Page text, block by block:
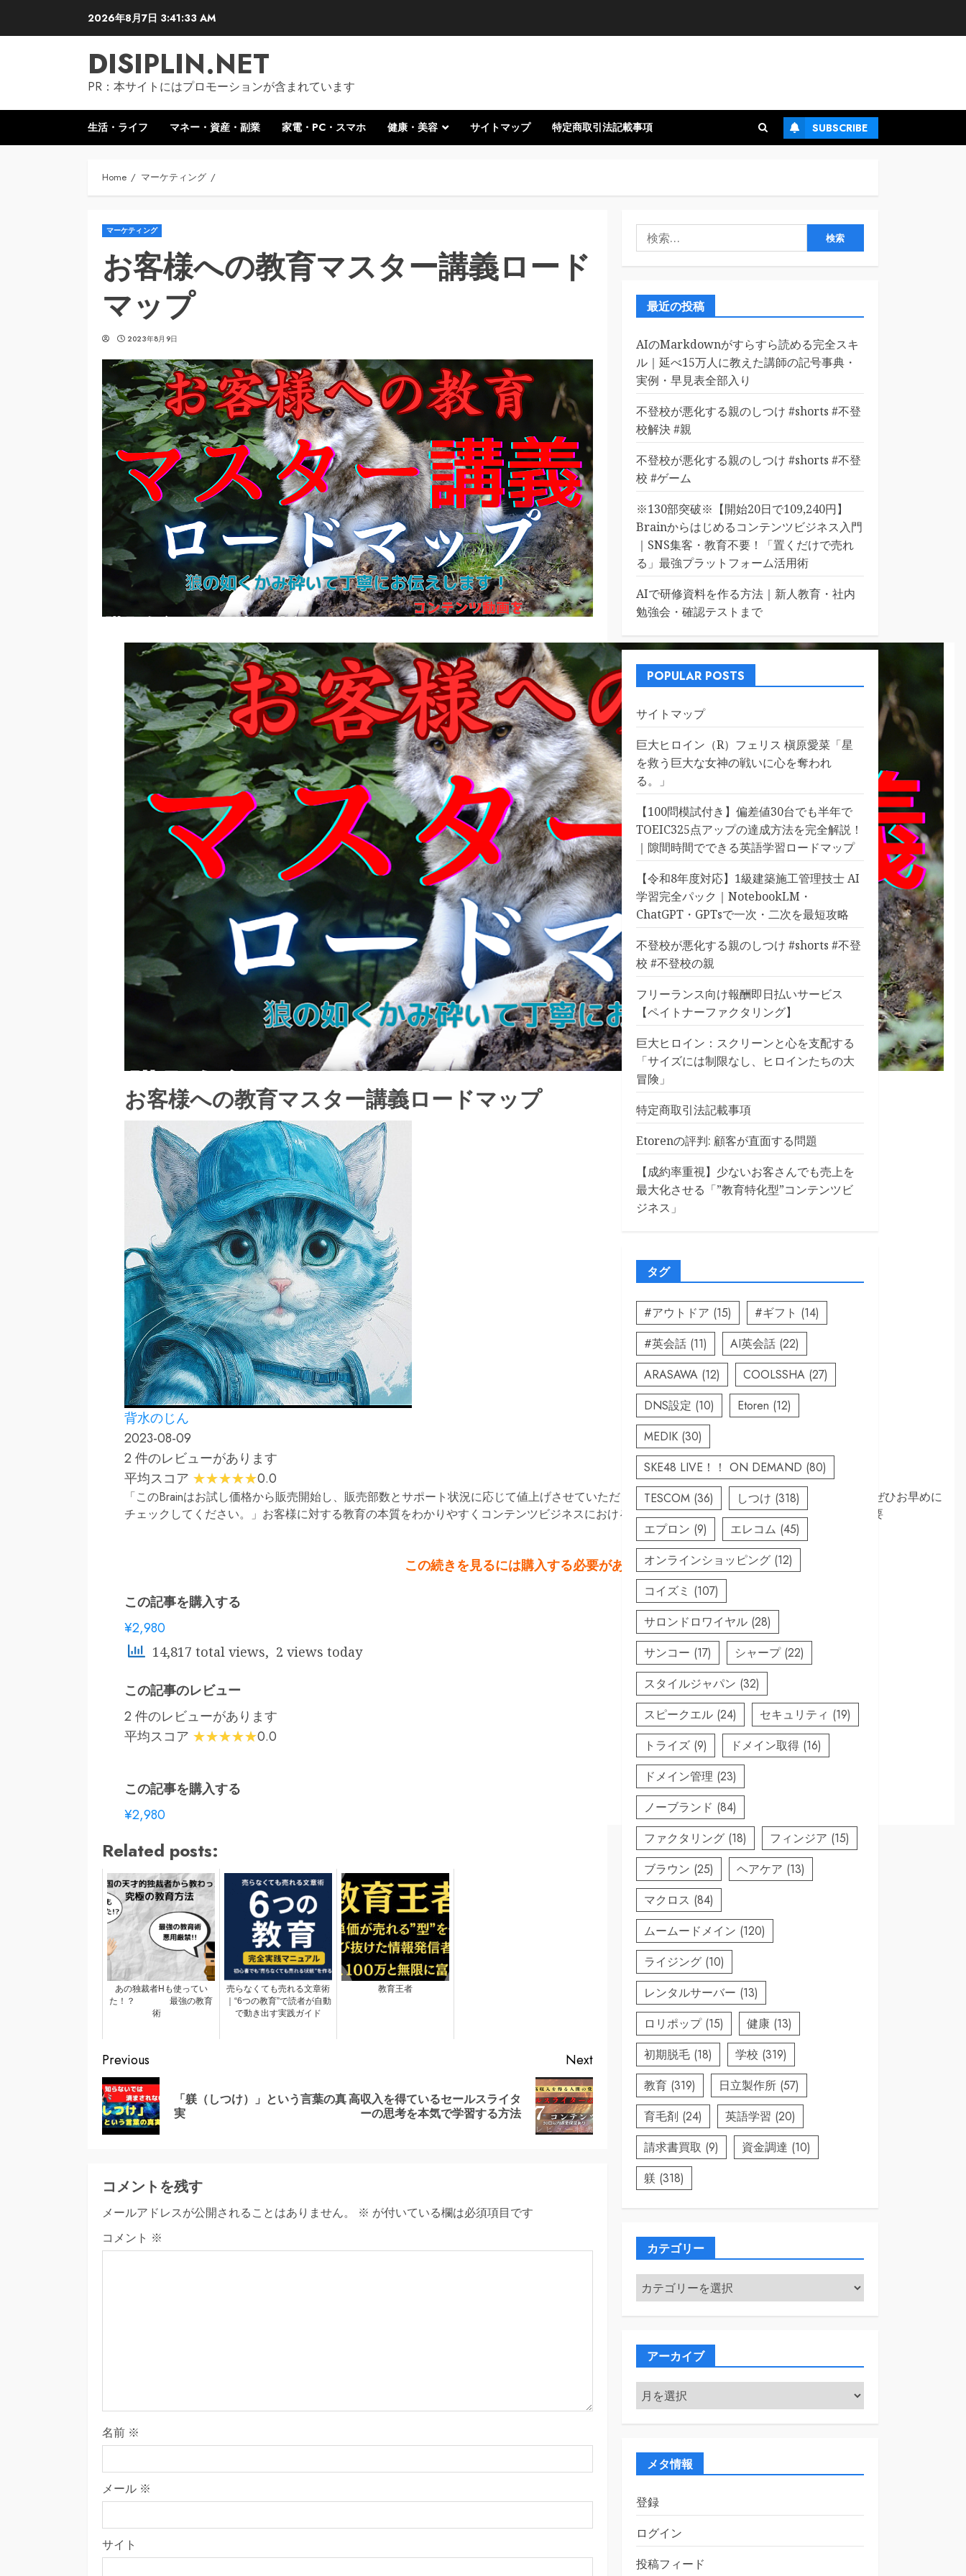
2026年8月7日 3:41:34 AM
DISIPLIN.NET
PR：本サイトにはプロモーションが含まれています
生活・ライフ マネー・資産・副業 家電・PC・スマホ 健康・美容 サイトマップ 特定商取引法記載事項 SUBSCRIBE
Home マーケティング
マーケティング
お客様への教育マスター講義ロード
マップ
2023年8月9日
お客様への教育マスター講義ロードマップ
背水のじん
2023-08-09
2 件のレビューがあります
平均スコア
0.0
「このBrainはお試し価格から販売開始し、販売部数とサポート状況に応じて値上げさせていただきます。なので、内容が少しでも気になる方は、ぜひお早めに
チェックしてください。」お客様に対する教育の本質をわかりやすくコンテンツビジネスにおける教育とは、簡単に言うと、見込み客に商品の必要
この続きを見るには購入する必要があります
この記事を購入する
¥2,980
14,817 total views, 2 views today
この記事のレビュー
2 件のレビューがあります
平均スコア
0.0
この記事を購入する
¥2,980
Related posts:
あの独裁者Hも使ってい
た！？ 最強の教育
術
売らなくても売れる文章術
｜“6つの教育”で読者が自動
で動き出す実践ガイド
教育王者
Continue
Reading
Previous
Previous
post:
「躾（しつけ）」という言葉の真
実
Next
Next
post:
高収入を得ているセールスライタ
ーの思考を本気で学習する方法
コメントを残す
メールアドレスが公開されることはありません。 ※ が付いている欄は必須項目です
コメント ※
名前 ※
メール ※
サイト
検
索:
最近の投稿
AIのMarkdownがすらすら読める完全スキ
ル｜延べ15万人に教えた講師の記号事典・
実例・早見表全部入り
不登校が悪化する親のしつけ #shorts #不登
校解決 #親
不登校が悪化する親のしつけ #shorts #不登
校 #ゲーム
※130部突破※【開始20日で109,240円】
Brainからはじめるコンテンツビジネス入門
｜SNS集客・教育不要！「置くだけで売れ
る」最強プラットフォーム活用術
AIで研修資料を作る方法｜新人教育・社内
勉強会・確認テストまで
POPULAR POSTS
サイトマップ
巨大ヒロイン（R）フェリス 槇原愛菜「星
を救う巨大な女神の戦いに心を奪われ
る。」
【100問模試付き】偏差値30台でも半年で
TOEIC325点アップの達成方法を完全解説！
｜隙間時間でできる英語学習ロードマップ
【令和8年度対応】1級建築施工管理技士 AI
学習完全パック｜NotebookLM・
ChatGPT・GPTsで一次・二次を最短攻略
不登校が悪化する親のしつけ #shorts #不登
校 #不登校の親
フリーランス向け報酬即日払いサービス
【ペイトナーファクタリング】
巨大ヒロイン：スクリーンと心を支配する
「サイズには制限なし、ヒロインたちの大
冒険」
特定商取引法記載事項
Etorenの評判: 顧客が直面する問題
【成約率重視】少ないお客さんでも売上を
最大化させる「”教育特化型”コンテンツビ
ジネス」
タグ
#アウトドア (15) #ギフト (14)
#英会話 (11) AI英会話 (22)
ARASAWA (12) COOLSSHA (27)
DNS設定 (10) Etoren (12)
MEDIK (30)
SKE48 LIVE！！ ON DEMAND (80)
TESCOM (36) しつけ (318)
エプロン (9) エレコム (45)
オンラインショッピング (12)
コイズミ (107)
サロンドロワイヤル (28)
サンコー (17) シャープ(22)
スタイルジャパン (32)
スピークエル (24) セキュリティ (19)
トライズ (9) ドメイン取得 (16)
ドメイン管理 (23)
ノーブランド (84)
ファクタリング (18) フィンジア (15)
ブラウン (25) ヘアケア (13)
マクロス (84)
ムームードメイン (120)
ライジング (10)
レンタルサーバー (13)
ロリポップ(15) 健康 (13)
初期脱毛 (18) 学校 (319)
教育 (319) 日立製作所 (57)
育毛剤 (24) 英語学習 (20)
請求書買取 (9) 資金調達 (10)
躾 (318)
カテゴリー
カ
テ
ゴ
アーカイブ
ア
ー
カ
メタ情報
登録
ログイン
投稿フィード